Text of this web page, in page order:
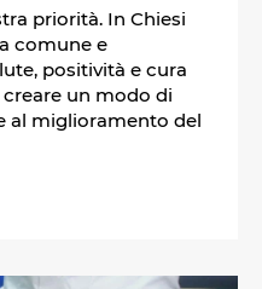
priorità. In Chiesi
comune e
positività e cura
un modo di
al miglioramento del